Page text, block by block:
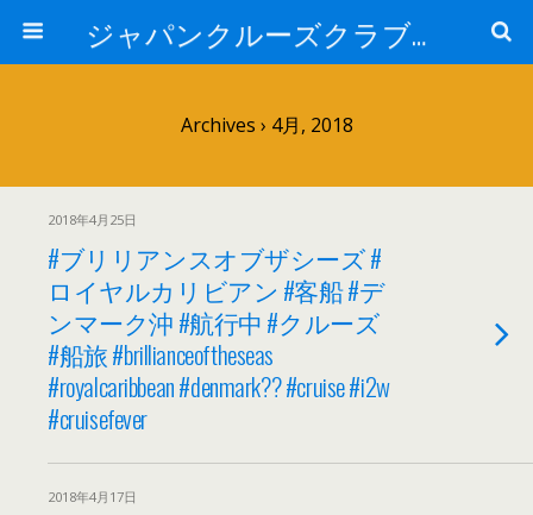
ジャパンクルーズクラブ トピック
Archives › 4月, 2018
2018年4月25日
#ブリリアンスオブザシーズ #
ロイヤルカリビアン #客船 #デ
ンマーク沖 #航行中 #クルーズ
#船旅 #brillianceoftheseas
#royalcaribbean #denmark?? #cruise #i2w
#cruisefever
2018年4月17日